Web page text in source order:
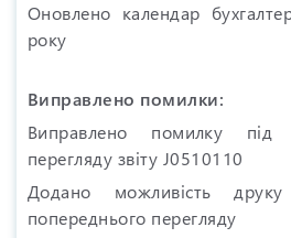
Оновлено календар
року
Виправлено помилки:
Виправлено помилку під
перегляду звіту J0510110
Додано можливість
попереднього перегляду